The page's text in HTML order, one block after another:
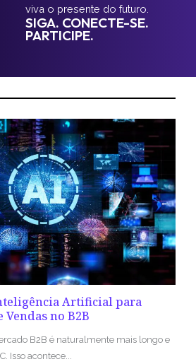
viva o presente do futuro.
SIGA. CONECTE-SE.
PARTICIPE.
Artificial para
no B2B
B2B é naturalmente mais longo e
Isso acontece...